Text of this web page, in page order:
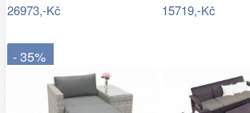
26973,-Kč 15719,-Kč
- 35%